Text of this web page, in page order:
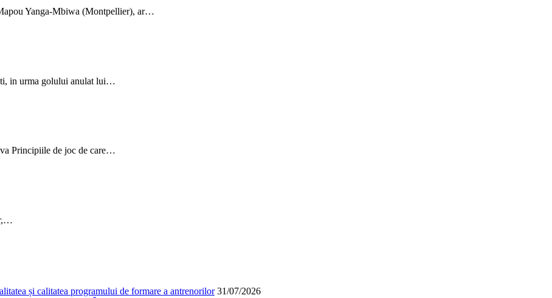
Yanga-Mbiwa (Montpellier), ar…
in urma golului anulat lui…
Principiile de joc de care…
și calitatea programului de formare a antrenorilor 31/07/2026